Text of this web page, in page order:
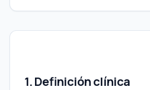
1. Definición clínica